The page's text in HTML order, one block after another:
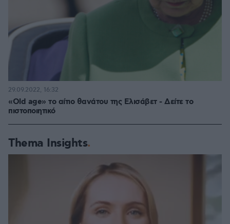
«Old age» το αίτιο θανάτου της Ελισάβετ - Δείτε το
πιστοποιητικό
29.09.2022, 16:32
Thema Insights